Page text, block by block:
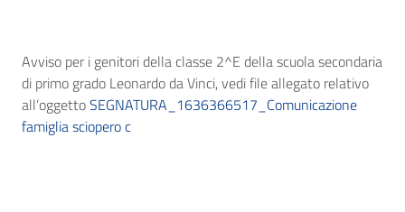
Avviso per i genitori della classe 2^E della scuola secondaria
di primo grado Leonardo da Vinci, vedi file allegato relativo
all’oggettoSEGNATURA_1636366517_Comunicazione
famiglia sciopero c